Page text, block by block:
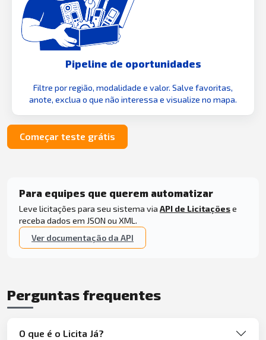
Pipeline de oportunidades
Filtre por região, modalidade e valor. Salve favoritas,
anote, exclua o que não interessa e visualize no mapa.
Começar teste grátis
Para equipes que querem automatizar
Leve licitações para seu sistema via API de Licitaçõese
receba dados em JSON ou XML.
Ver documentação da API
Perguntas frequentes
O que é o Licita Já?